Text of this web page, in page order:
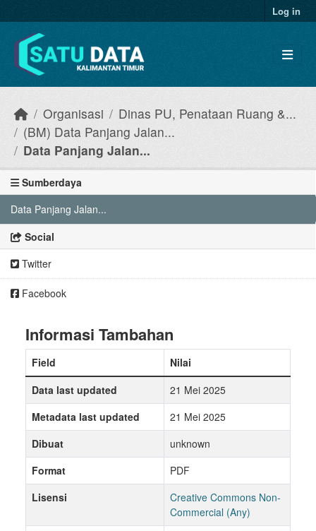
Log in
Organisasi
Dinas PU, Penataan Ruang &...
(BM) Data Panjang Jalan...
Data Panjang Jalan...
Sumberdaya
Data Panjang Jalan...
Social
Twitter
Facebook
Informasi Tambahan
Field
Nilai
Data last updated
21 Mei 2025
Metadata last updated
21 Mei 2025
Dibuat
unknown
Format
PDF
Lisensi
Creative Commons Non-
Commercial (Any)